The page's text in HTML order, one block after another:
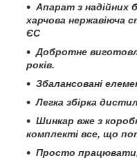
Апарат з надійних
харчова нержавіюча
ЄС
Добротне
років.
Збалансовані
Легка збірка
Шинкар вже з
комплекті все, що
Просто працювати,